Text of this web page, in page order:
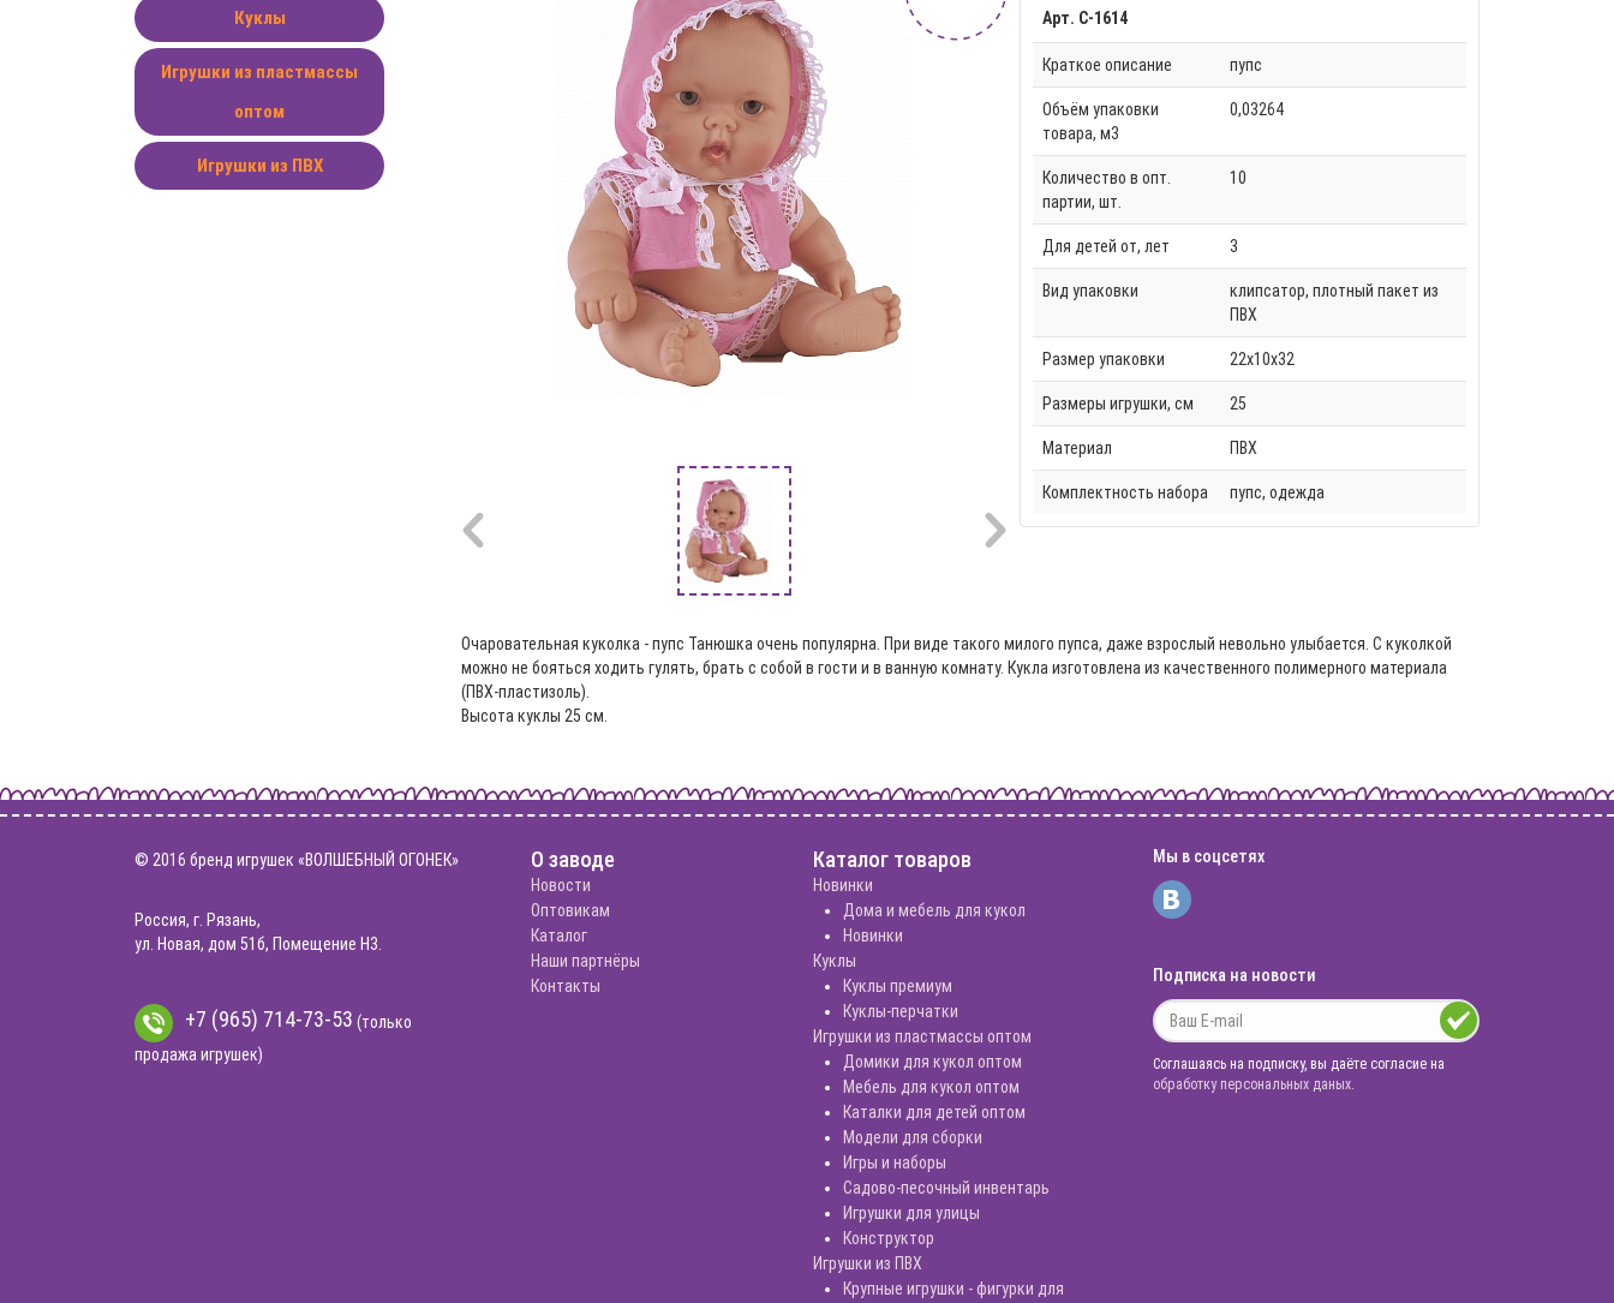
Куклы
Игрушки из пластмассы
оптом
Игрушки из ПВХ
Арт. С-1614
Краткое описание пупс
Объём упаковки
товара, м3
0,03264
Количество в опт.
партии, шт.
10
Для детей от, лет 3
Вид упаковки
клипсатор, плотный пакет из
ПВХ
Размер упаковки 22х10х32
Размеры игрушки, см 25
Материал ПВХ
Комплектность набора пупс, одежда
Очаровательная куколка - пупс Танюшка очень популярна. При виде такого милого пупса, даже взрослый невольно улыбается. С куколкой
можно не бояться ходить гулять, брать с собой в гости и в ванную комнату. Кукла изготовлена из качественного полимерного материала
(ПВХ-пластизоль).
Высота куклы 25 см.
© 2016 бренд игрушек «ВОЛШЕБНЫЙ ОГОНЕК»
Россия, г. Рязань,
ул. Новая, дом 51б, Помещение Н3.
+7 (965) 714-73-53 (только
продажа игрушек)
Мы в соцсетях
Подписка на новости
Соглашаясь на подписку, вы даёте согласие на
обработку персональных даных.
О заводе
Новости
Оптовикам
Каталог
Наши партнёры
Контакты
Каталог товаров
Новинки
Дома и мебель для кукол
Новинки
Куклы
Куклы премиум
Куклы-перчатки
Игрушки из пластмассы оптом
Домики для кукол оптом
Мебель для кукол оптом
Каталки для детей оптом
Модели для сборки
Игры и наборы
Садово-песочный инвентарь
Игрушки для улицы
Конструктор
Игрушки из ПВХ
Крупные игрушки - фигурки для